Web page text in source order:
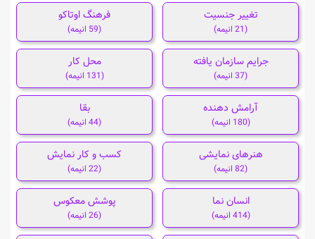
تغییر جنسیت
(21 انیمه)
فرهنگ اوتاکو
(59 انیمه)
جرایم سازمان یافته
(37 انیمه)
محل کار
(131 انیمه)
آرامش دهنده
(180 انیمه)
بقا
(44 انیمه)
هنرهای نمایشی
(82 انیمه)
کسب و کار نمایش
(22 انیمه)
انسان نما
(414 انیمه)
پوشش معکوس
(26 انیمه)